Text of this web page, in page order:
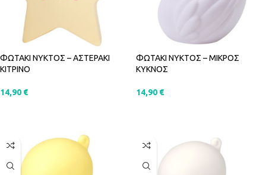
ΦΩΤΑΚΙ ΝΥΚΤΟΣ – ΑΣΤΕΡΑΚΙ
ΚΙΤΡΙΝΟ
14,90 €
ΦΩΤΑΚΙ ΝΥΚΤΟΣ – ΜΙΚΡΟΣ
ΚΥΚΝΟΣ
14,90 €